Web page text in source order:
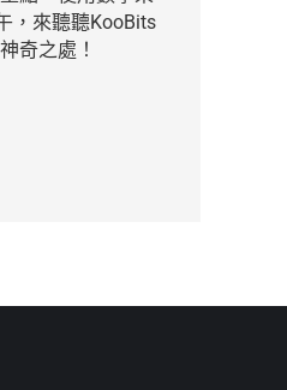
，來聽聽KooBits
奇之處！